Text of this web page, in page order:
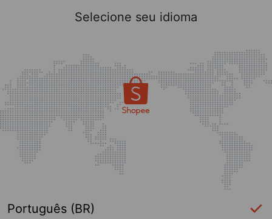
Selecione seu idioma
Português (BR)